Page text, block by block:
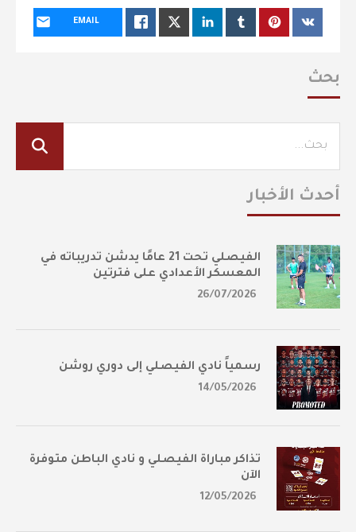
EMAIL
بحث
أحدث الأخبار
الفيصلي تحت 21 عامًا يدشن تدريباته في
المعسكر الأعدادي على فترتين
26/07/2026
رسمياً نادي الفيصلي إلى دوري روشن
14/05/2026
تذاكر مباراة الفيصلي و نادي الباطن متوفرة
الآن
12/05/2026